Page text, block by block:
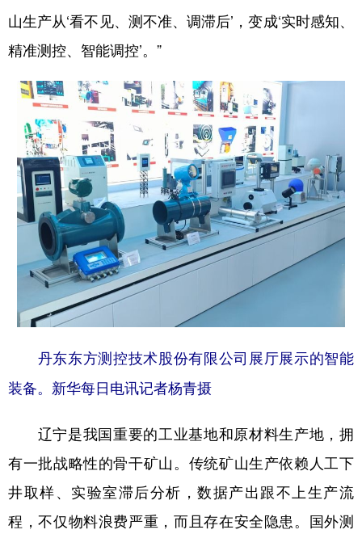
山生产从‘看不见、测不准、调滞后’，变成‘实时感知、
精准测控、智能调控’。”
丹东东方测控技术股份有限公司展厅展示的智能
装备。新华每日电讯记者杨青摄
辽宁是我国重要的工业基地和原材料生产地，拥
有一批战略性的骨干矿山。传统矿山生产依赖人工下
井取样、实验室滞后分析，数据产出跟不上生产流
程，不仅物料浪费严重，而且存在安全隐患。国外测